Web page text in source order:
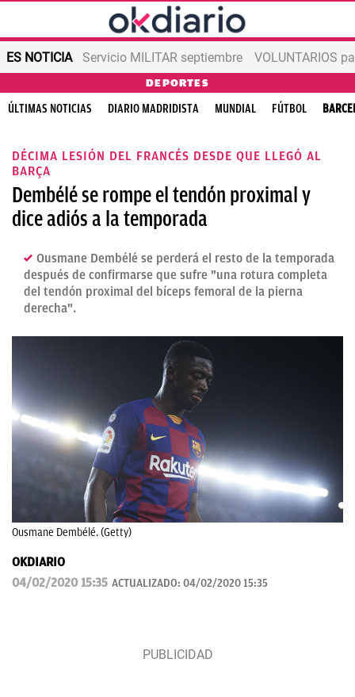
ES NOTICIA Servicio MILITAR septiembre VOLUNTARIOS
DEPORTES
ÚLTIMAS NOTICIAS DIARIO MADRIDISTA MUNDIAL FÚTBOL
DÉCIMA LESIÓN DEL FRANCÉS DESDE QUE LLEGÓ AL
BARÇA
Dembélé se rompe el tendón proximal y
dice adiós a la temporada
Ousmane Dembélé se perderá el resto de la temporada
después de confirmarse que sufre "una rotura completa
del tendón proximal del bíceps femoral de la pierna
derecha".
Ousmane Dembélé. (Getty)
OKDIARIO
04/02/2020 15:35 ACTUALIZADO: 04/02/2020 15:35